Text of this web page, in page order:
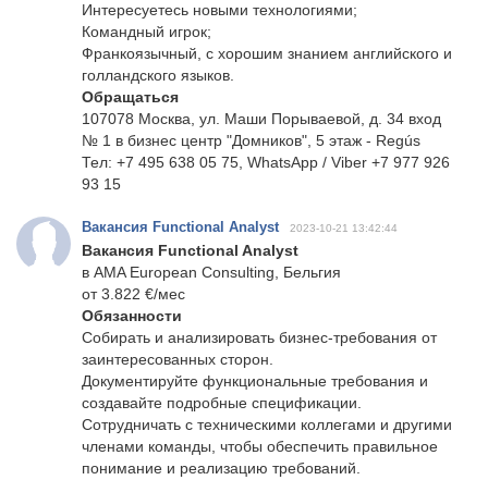
Интересуетесь новыми технологиями;
Командный игрок;
Франкоязычный, с хорошим знанием английского и
голландского языков.
Обращаться
107078 Москва, ул. Маши Порываевой, д. 34 вход
№ 1 в бизнес центр "Домников", 5 этаж - Regús
Тел: +7 495 638 05 75, WhatsApp / Viber +7 977 926
93 15
Вакансия Functional Analyst 2023-10-21 13:42:44
Вакансия Functional Analyst
в AMA European Consulting, Бельгия
от 3.822 €/мес
Обязанности
Собирать и анализировать бизнес-требования от
заинтересованных сторон.
Документируйте функциональные требования и
создавайте подробные спецификации.
Сотрудничать с техническими коллегами и другими
членами команды, чтобы обеспечить правильное
понимание и реализацию требований.